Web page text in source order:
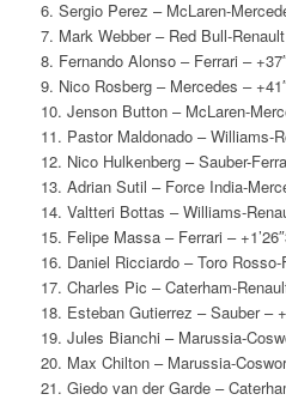
6. Sergio Perez – McLaren-
7. Mark Webber – Red Bull-
8. Fernando Alonso – Ferrari –
9. Nico Rosberg – Mercedes –
10. Jenson Button – McLaren-
11. Pastor Maldonado – Williams-
12. Nico Hulkenberg – Sauber-
13. Adrian Sutil – Force India-
14. Valtteri Bottas – Williams-
15. Felipe Massa – Ferrari –
16. Daniel Ricciardo – Toro
17. Charles Pic – Caterham-
18. Esteban Gutierrez – Sauber –
19. Jules Bianchi – Marussia-
20. Max Chilton – Marussia-
21. Giedo van der Garde –